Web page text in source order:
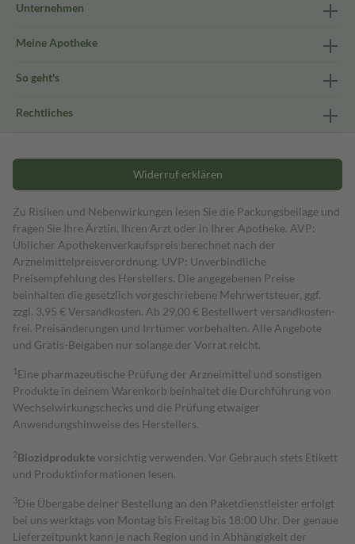
Unternehmen
Meine Apotheke
So geht's
Rechtliches
Widerruf erklären
Zu Risiken und Nebenwirkungen lesen Sie die Packungsbeilage und
fragen Sie Ihre Ärztin, Ihren Arzt oder in Ihrer Apotheke. AVP:
Üblicher Apothekenverkaufspreis berechnet nach der
Arzneimittelpreisverordnung. UVP: Unverbindliche
Preisempfehlung des Herstellers. Die angegebenen Preise
beinhalten die gesetzlich vorgeschriebene Mehrwertsteuer, ggf.
zzgl. 3,95 € Versandkosten. Ab 29,00 € Bestell­wert versand­kosten­
frei. Preisänderungen und Irrtümer vorbehalten. Alle Angebote
und Gratis-Beigaben nur solange der Vorrat reicht.
1 Eine pharmazeutische Prüfung der Arzneimittel und sonstigen
Produkte in deinem Warenkorb beinhaltet die Durchführung von
Wechselwirkungschecks und die Prüfung etwaiger
Anwendungshinweise des Herstellers.
2Biozidproduktevorsichtig verwenden. Vor Gebrauch stets Etikett
und Produktinformationen lesen.
3Die Übergabe deiner Bestellung an den Paketdienstleister erfolgt
bei uns werktags von Montag bis Freitag bis 18:00 Uhr. Der genaue
Lieferzeitpunkt kann je nach Region und in Abhängigkeit der